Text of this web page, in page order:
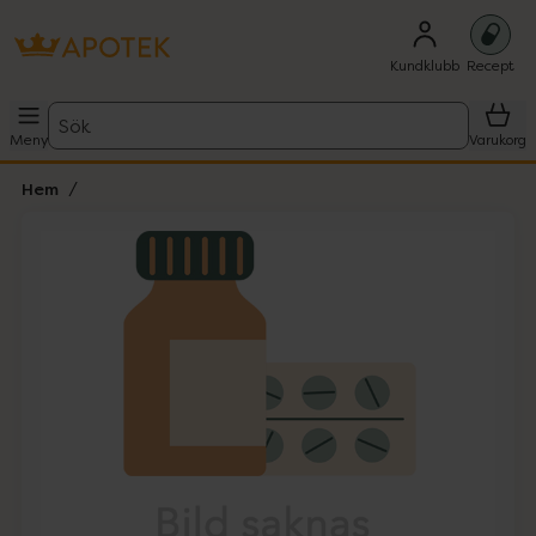
Kundklubb Recept
Meny
Sök
Varukorg
Hem
Lista: . Innehåller 1 objekt.